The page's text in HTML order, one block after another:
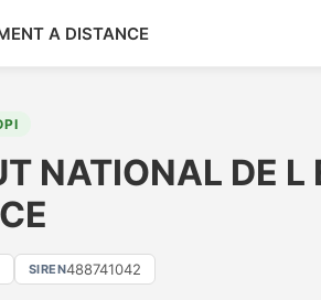
A DISTANCE
NATIONAL DE L
SIREN488741042